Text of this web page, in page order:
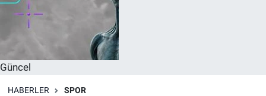
Güncel
HABERLER SPOR